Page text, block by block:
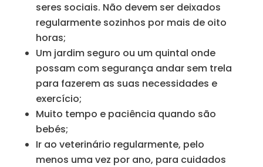
seres sociais. Não devem ser deixados
regularmente sozinhos por mais de oito
horas;
Um jardim seguro ou um quintal onde
possam com segurança andar sem trela
para fazerem as suas necessidades e
exercício;
Muito tempo e paciência quando são
bebés;
Ir ao veterinário regularmente, pelo
menos uma vez por ano, para cuidados